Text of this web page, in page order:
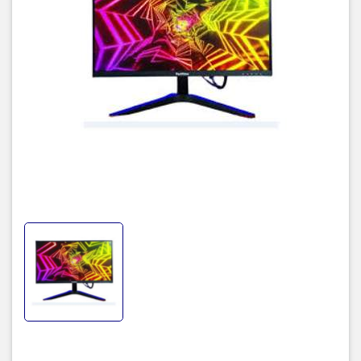
tự hào là thành viên của đại gia đình Dahua Technology,
tập đoàn công nghệ hàng đầu với hơn 20 năm kinh nghiệm trong
lĩnh vực CCTV và ICT. Thừa hưởng những tinh hoa công nghệ và
quy trình sản xuất nghiêm ngặt từ Dahua, FeuVision mang đến
những sản phẩm màn hình LCD/LED chất lượng vượt trội, đáp ứng
mọi nhu cầu hiển thị của bạn.
tác phẩm nghệ thuật kết hợp giữa công nghệ và thiết kế. Dưới đây
là những đặc tính nổi bật giúp FeuVision chinh phục trái tim của
người dùng:
Độ Phân Giải Full HD
Độ phân giải Full HD 1920x1080p mang đến hình ảnh sắc nét,